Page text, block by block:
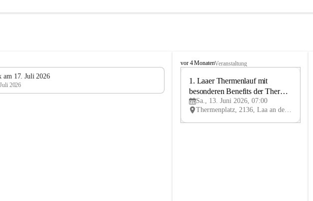
am 17. Juli 2026
2026
L
vor 4 MonatenVeranstaltung
JUN
1. Laaer Thermenlauf mit
besonderen Benefits der Therme
LaaSa., 13. Juni 2026, 07:00
Thermenplatz, 2136, Laa an der Thaya, Mistelbach, Niederösterreich, AUT